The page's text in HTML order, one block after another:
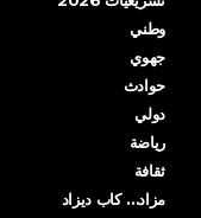
وطني
جهوي
حوادث
دولي
رياضة
ثقافة
مزاد… كاب ديزاد